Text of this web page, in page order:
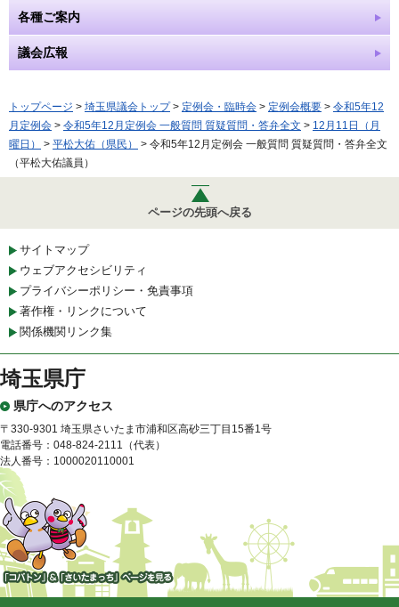
各種ご案内
議会広報
トップページ > 埼玉県議会トップ> 定例会・臨時会 > 定例会概要 > 令和5年12
月定例会 > 令和5年12月定例会 一般質問 質疑質問・答弁全文 > 12月11日（月
曜日）
> 平松大佑（県民）
> 令和5年12月定例会 一般質問 質疑質問・答弁全文
（平松大佑議員）
ページの先頭へ戻る
サイトマップ
ウェブアクセシビリティ
プライバシーポリシー・免責事項
著作権・リンクについて
関係機関リンク集
埼玉県庁
県庁へのアクセス
〒330-9301 埼玉県さいたま市浦和区高砂三丁目15番1号
電話番号：048-824-2111（代表）
法人番号：1000020110001
「コバトン」&「さいたまっ